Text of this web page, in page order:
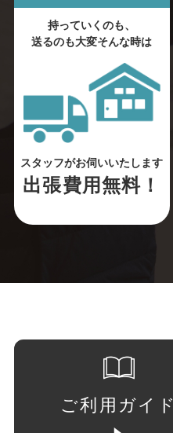
持っていくのも、
送るのも大変そんな時は
スタッフがお伺いいたします
出張費用無料！
ご利用ガイド